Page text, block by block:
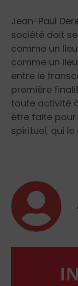
Jean-Paul
société doit
comme un
comme un
entre le
première
toute activité
être faite pour
spirituel, qui